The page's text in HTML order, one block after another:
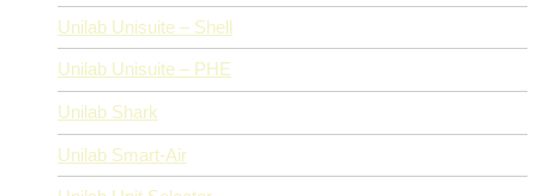
Unilab Unisuite – Shell
Unilab Unisuite – PHE
Unilab Shark
Unilab Smart-Air